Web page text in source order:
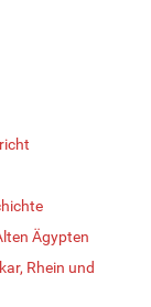
Ägypten
Rhein und